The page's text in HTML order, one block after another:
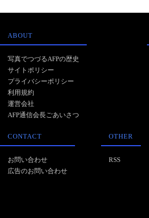
ABOUT
写真でつづるAFPの歴史
サイトポリシー
プライバシーポリシー
利用規約
運営会社
AFP通信会長ごあいさつ
CONTACT
お問い合わせ
広告のお問い合わせ
OTHER
RSS